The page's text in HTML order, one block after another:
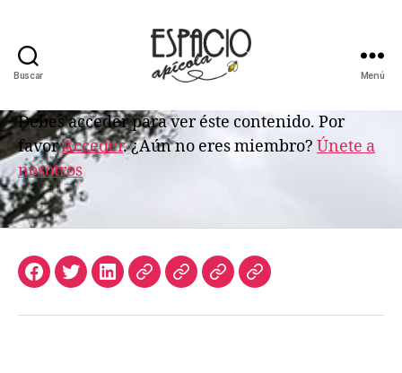
Buscar
APICOLA
Menú
Debes acceder para ver éste contenido. Por
favorAcceder. ¿Aún no eres miembro? Únete a
nosotros
Facebook
TwitterLinkedInApicultura
Join AccesoBiblioteca